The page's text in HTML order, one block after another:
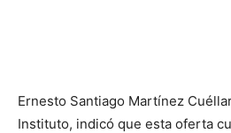
Ernesto Santiago Martínez
Instituto, indicó que esta oferta